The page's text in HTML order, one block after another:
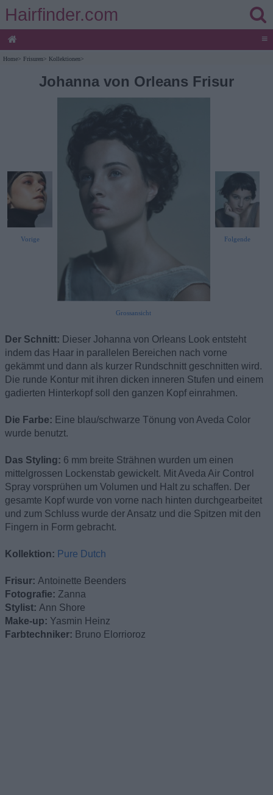
Hairfinder.com
≡
Home> Frisuren> Kollektionen>
Johanna von Orleans Frisur
Vorige
Grossansicht
Folgende
Der Schnitt: Dieser Johanna von Orleans Look entsteht
indem das Haar in parallelen Bereichen nach vorne
gekämmt und dann als kurzer Rundschnitt geschnitten wird.
Die runde Kontur mit ihren dicken inneren Stufen und einem
gadierten Hinterkopf soll den ganzen Kopf einrahmen.
Die Farbe: Eine blau/schwarze Tönung von Aveda Color
wurde benutzt.
Das Styling: 6 mm breite Strähnen wurden um einen
mittelgrossen Lockenstab gewickelt. Mit Aveda Air Control
Spray vorsprühen um Volumen und Halt zu schaffen. Der
gesamte Kopf wurde von vorne nach hinten durchgearbeitet
und zum Schluss wurde der Ansatz und die Spitzen mit den
Fingern in Form gebracht.
Kollektion: Pure Dutch
Frisur: Antoinette Beenders
Fotografie: Zanna
Stylist: Ann Shore
Make-up: Yasmin Heinz
Farbtechniker: Bruno Elorrioroz